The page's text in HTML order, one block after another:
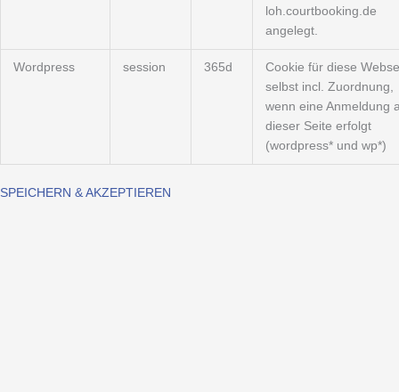
loh.courtbooking.de
angelegt.
Wordpress session 365d
Cookie für diese
selbst incl. Zuordnung,
wenn eine Anmeldung
dieser Seite erfolgt
(wordpress* und wp*)
SPEICHERN & AKZEPTIEREN